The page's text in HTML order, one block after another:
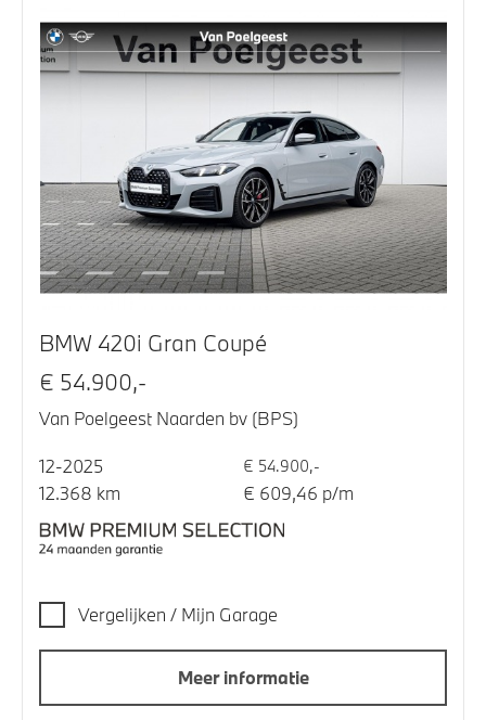
BMW 420i Gran Coupé
€ 54.900,-
Van Poelgeest Naarden bv (BPS)
12-2025 € 54.900,-
12.368 km € 609,46 p/m
Vergelijken / Mijn Garage
Meer informatie